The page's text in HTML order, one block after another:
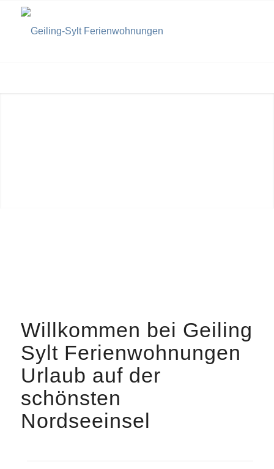
Willkommen bei Geiling
Sylt Ferienwohnungen
Urlaub auf der
schönsten
Nordseeinsel